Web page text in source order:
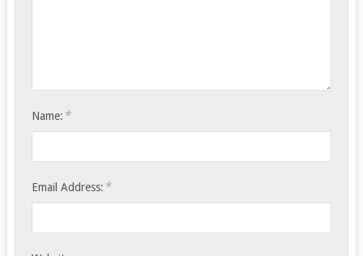
Name: *
Email Address: *